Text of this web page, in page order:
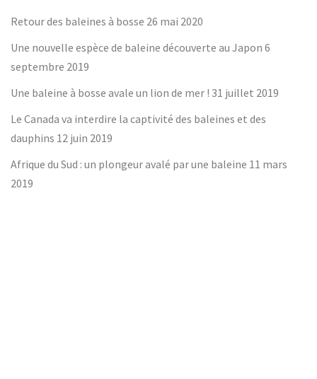
Retour des baleines à bosse 26 mai 2020
Une nouvelle espèce de baleine découverte au Japon 6
septembre 2019
Une baleine à bosse avale un lion de mer ! 31 juillet 2019
Le Canada va interdire la captivité des baleines et des
dauphins 12 juin 2019
Afrique du Sud : un plongeur avalé par une baleine 11 mars
2019